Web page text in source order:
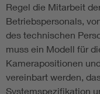
Regel die Mitarbeit
Betriebspersonals,
des technischen
muss ein Modell für
Kamerapositionen
vereinbart werden,
Systemspezifikation